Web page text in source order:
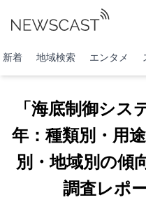
新着 地域検索 エンタメ
「海底制御シ
年：種類別・用
別・地域別の傾
調査レポ